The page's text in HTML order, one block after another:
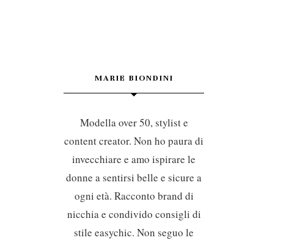
MARIE BIONDINI
Modella over 50, stylist e
content creator. Non ho paura di
invecchiare e amo ispirare le
donne a sentirsi belle e sicure a
ogni età. Racconto brand di
nicchia e condivido consigli di
stile easychic. Non seguo le